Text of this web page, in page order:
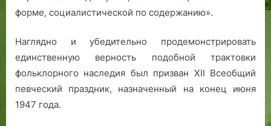
форме, социалистической по содержанию».
Наглядно и убедительно продемонстрировать
единственную верность подобной трактовки
фольклорного наследия был призван XII Всеобщий
певческий праздник, назначенный на конец июня
1947 года.